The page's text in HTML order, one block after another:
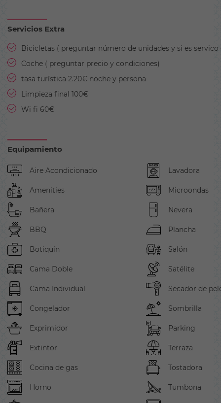
Servicios Extra
Bicicletas ( preguntar número de unidades y si es servico
Coche ( preguntar precio y condiciones)
tasa turística 2.20€ noche y persona
Limpieza final 100€
Wi fi 60€
Equipamiento
Aire Acondicionado
Amenities
Bañera
BBQ
Botiquín
Cama Doble
Cama Individual
Congelador
Exprimidor
Extintor
Cocina de gas
Horno
Lavadora
Microondas
Nevera
Plancha
Salón
Satélite
Secador de
Sombrilla
Parking
Terraza
Tostadora
Tumbona